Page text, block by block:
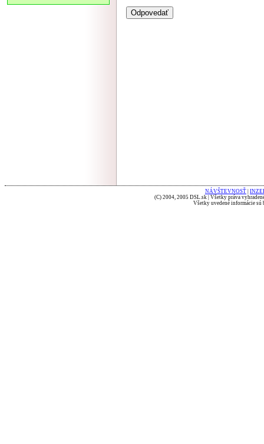
NÁVŠTEVNOSŤ
(C) 2004, 2005 DSL.sk | Všetky práva
Všetky uvedené informácie sú